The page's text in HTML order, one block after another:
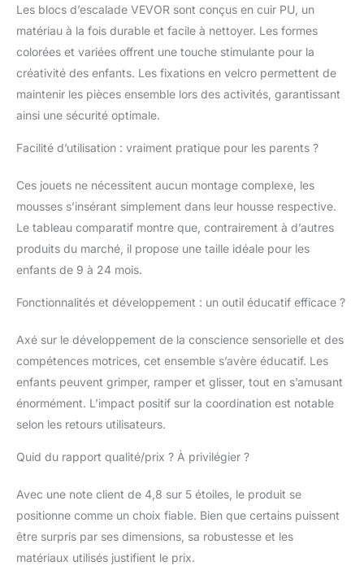
Les blocs d’escalade VEVOR sont conçus en cuir PU, un
matériau à la fois durable et facile à nettoyer. Les formes
colorées et variées offrent une touche stimulante pour la
créativité des enfants. Les fixations en velcro permettent de
maintenir les pièces ensemble lors des activités, garantissant
ainsi une sécurité optimale.
Facilité d’utilisation : vraiment pratique pour les parents ?
Ces jouets ne nécessitent aucun montage complexe, les
mousses s’insérant simplement dans leur housse respective.
Le tableau comparatif montre que, contrairement à d’autres
produits du marché, il propose une taille idéale pour les
enfants de 9 à 24 mois.
Fonctionnalités et développement : un outil éducatif efficace ?
Axé sur le développement de la conscience sensorielle et des
compétences motrices, cet ensemble s’avère éducatif. Les
enfants peuvent grimper, ramper et glisser, tout en s’amusant
énormément. L’impact positif sur la coordination est notable
selon les retours utilisateurs.
Quid du rapport qualité/prix ? À privilégier ?
Avec une note client de 4,8 sur 5 étoiles, le produit se
positionne comme un choix fiable. Bien que certains puissent
être surpris par ses dimensions, sa robustesse et les
matériaux utilisés justifient le prix.